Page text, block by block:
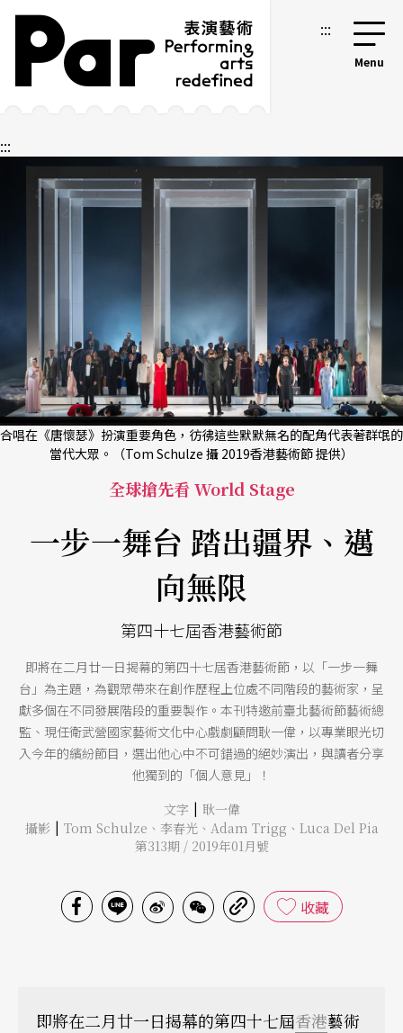
跳到主要內容區塊
網站導覽 :::
:::
合唱在《唐懷瑟》扮演重要角色，彷彿這些默默無名的配角代表著群氓的
當代大眾。（Tom Schulze 攝 2019香港藝術節 提供）
全球搶先看 World Stage
一步一舞台 踏出疆界、邁
向無限
第四十七屆香港藝術節
即將在二月廿一日揭幕的第四十七屆香港藝術節，以「一步一舞
台」為主題，為觀眾帶來在創作歷程上位處不同階段的藝術家，呈
獻多個在不同發展階段的重要製作。本刊特邀前臺北藝術節藝術總
監、現任衛武營國家藝術文化中心戲劇顧問耿一偉，以專業眼光切
入今年的繽紛節目，選出他心中不可錯過的絕妙演出，與讀者分享
他獨到的「個人意見」！
文字 | 耿一偉
攝影 | Tom Schulze 、 李春光、 Adam Trigg 、 Luca Del Pia
第313期 / 2019年01月號
收藏
即將在二月廿一日揭幕的第四十七屆香港藝術